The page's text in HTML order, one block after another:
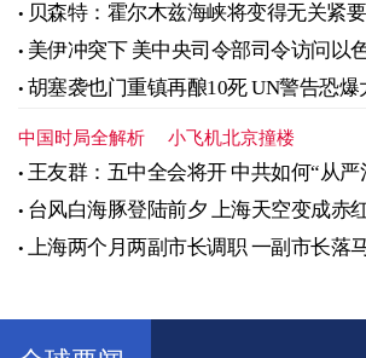
贝森特：霍尔木兹海峡将变得无关紧要
美伊冲突下 美中央司令部司令访问以
胡塞袭也门重镇再酿10死 UN警告恐爆
中国时局全解析 小飞机北京撞楼
王友群：五中全会将开 中共如何“从严
台风白海豚登陆前夕 上海天空变成赤
上海两个月两副市长调职 一副市长落